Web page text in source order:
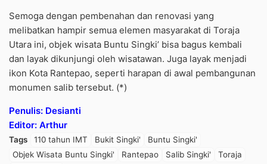
Semoga dengan pembenahan dan renovasi yang
melibatkan hampir semua elemen masyarakat di Toraja
Utara ini, objek wisata Buntu Singki’ bisa bagus kembali
dan layak dikunjungi oleh wisatawan. Juga layak menjadi
ikon Kota Rantepao, seperti harapan di awal pembangunan
monumen salib tersebut. (*)
Penulis: Desianti
Editor: Arthur
Tags 110 tahun IMT Bukit Singki'
Buntu Singki'
Objek Wisata Buntu Singki'
Rantepao Salib Singki'
Toraja